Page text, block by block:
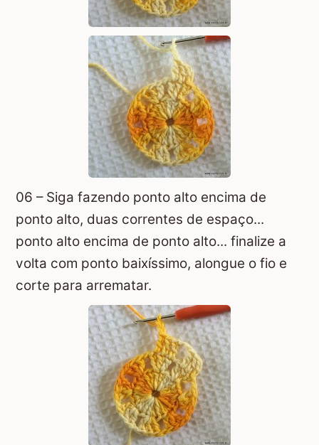
06 – Siga fazendo ponto alto encima de
ponto alto, duas correntes de espaço...
ponto alto encima de ponto alto... finalize a
volta com ponto baixíssimo, alongue o fio e
corte para arrematar.